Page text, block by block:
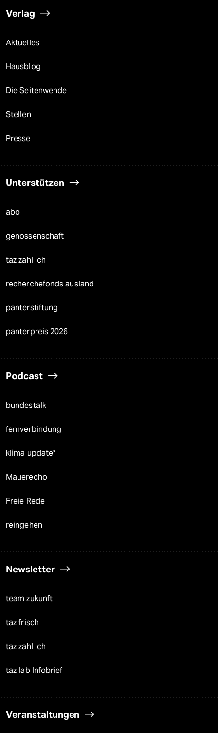
Verlag
Aktuelles
Hausblog
Die Seitenwende
Stellen
Presse
Unterstützen
abo
genossenschaft
taz zahl ich
recherchefonds ausland
panterstiftung
panterpreis 2026
Podcast
bundestalk
fernverbindung
klima update°
Mauerecho
Freie Rede
reingehen
Newsletter
team zukunft
taz frisch
taz zahl ich
taz lab Infobrief
Veranstaltungen